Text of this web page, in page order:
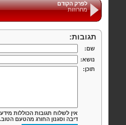
לפרק הקודם
מחרוזות
תגובות:
שם:
נושא:
תוכן:
אין לשלוח תגובות הכוללות
דיבה וסגנון החורג מהטעם הטוב.